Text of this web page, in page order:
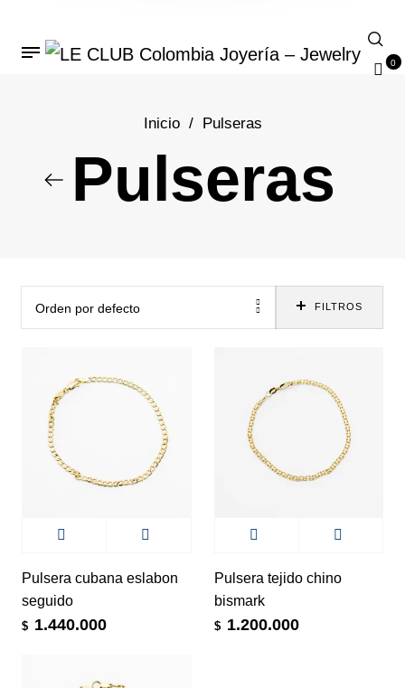
0
Inicio / Pulseras
Pulseras
Orden por defecto FILTROS
Pulsera cubana eslabon
seguido
$ 1.440.000
Pulsera tejido chino
bismark
$ 1.200.000